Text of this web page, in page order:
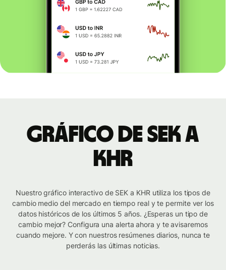
Gráfico de SEK a
KHR
Nuestro gráfico interactivo de SEK a KHR utiliza los tipos de
cambio medio del mercado en tiempo real y te permite ver los
datos históricos de los últimos 5 años. ¿Esperas un tipo de
cambio mejor? Configura una alerta ahora y te avisaremos
cuando mejore. Y con nuestros resúmenes diarios, nunca te
perderás las últimas noticias.